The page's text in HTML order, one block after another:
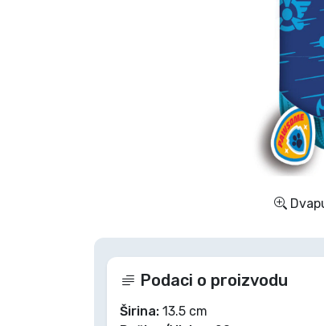
Podaci o proizvodu
Širina: 13.5 cm
Sportski proizvodi
Glazbeni proizvodi